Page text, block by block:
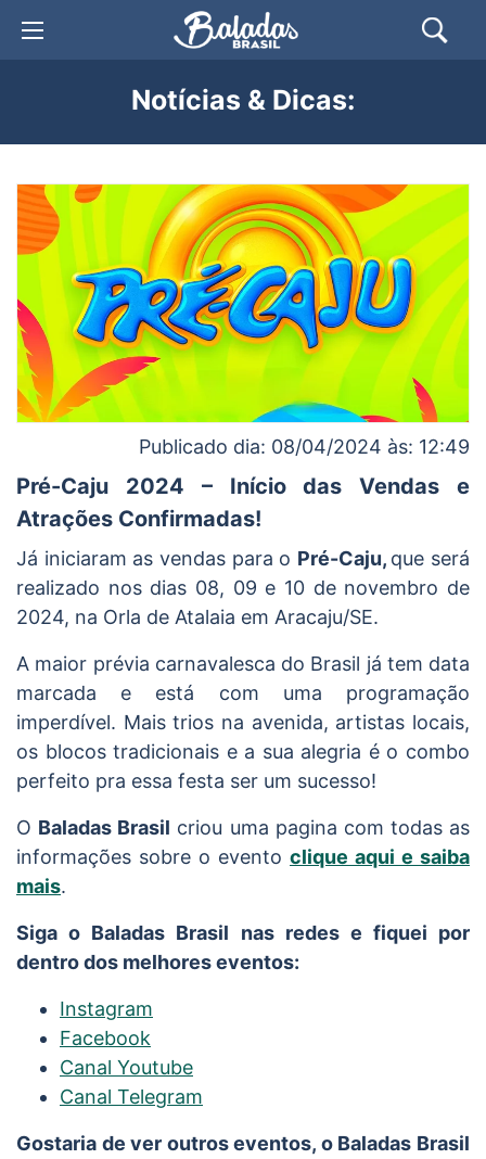
Notícias & Dicas:
Publicado dia: 08/04/2024 às: 12:49
Pré-Caju 2024 – Início das Vendas e
Atrações Confirmadas!
Já iniciaram as vendas para o Pré-Caju, que será
realizado nos dias 08, 09 e 10 de novembro de
2024, na Orla de Atalaia em Aracaju/SE.
A maior prévia carnavalesca do Brasil já tem data
marcada e está com uma programação
imperdível. Mais trios na avenida, artistas locais,
os blocos tradicionais e a sua alegria é o combo
perfeito pra essa festa ser um sucesso!
O Baladas Brasil criou uma pagina com todas as
informações sobre o evento clique aqui e saiba
mais.
Siga o Baladas Brasil nas redes e fiquei por
dentro dos melhores eventos:
Instagram
Facebook
Canal Youtube
Canal Telegram
Gostaria de ver outros eventos, o Baladas Brasil